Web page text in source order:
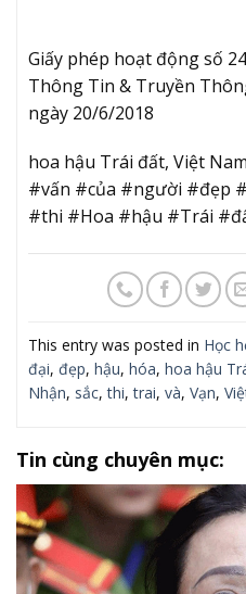
Giấy phép hoạt động số
Thông Tin & Truyền
ngày 20/6/2018
hoa hậu Trái đất, Việt
#vấn #của #người #đẹp
#thi #Hoa #hậu #Trái
This entry was posted in Học
đại, đẹp, hậu, hóa, hoa hậu
Nhận, sắc,thi,trai, và, Vạn,
Tin cùng chuyên mục: